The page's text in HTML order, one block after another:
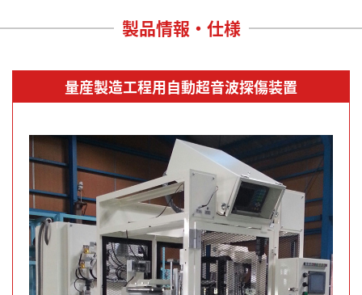
製品情報・仕様
量産製造工程用自動超音波探傷装置